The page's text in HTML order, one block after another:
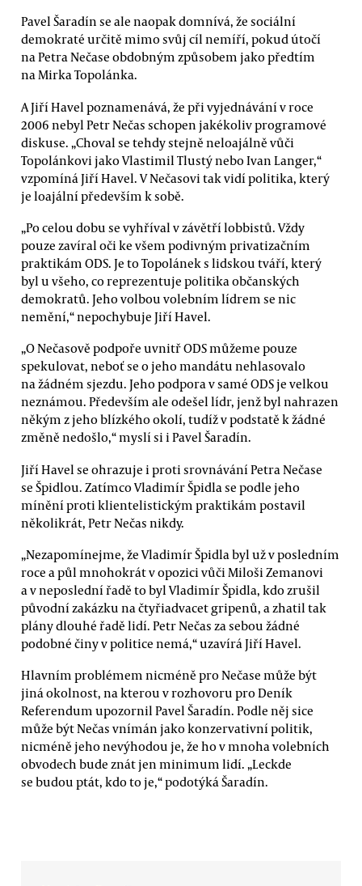
Pavel Šaradín se ale naopak domnívá, že sociální
demokraté určitě mimo svůj cíl nemíří, pokud útočí
na Petra Nečase obdobným způsobem jako předtím
na Mirka Topolánka.
A Jiří Havel poznamenává, že při vyjednávání v roce
2006 nebyl Petr Nečas schopen jakékoliv programové
diskuse. „Choval se tehdy stejně neloajálně vůči
Topolánkovi jako Vlastimil Tlustý nebo Ivan Langer,“
vzpomíná Jiří Havel. V Nečasovi tak vidí politika, který
je loajální především k sobě.
„Po celou dobu se vyhříval v závětří lobbistů. Vždy
pouze zavíral oči ke všem podivným privatizačním
praktikám ODS. Je to Topolánek s lidskou tváří, který
byl u všeho, co reprezentuje politika občanských
demokratů. Jeho volbou volebním lídrem se nic
nemění,“ nepochybuje Jiří Havel.
„O Nečasově podpoře uvnitř ODS můžeme pouze
spekulovat, neboť se o jeho mandátu nehlasovalo
na žádném sjezdu. Jeho podpora v samé ODS je velkou
neznámou. Především ale odešel lídr, jenž byl nahrazen
někým z jeho blízkého okolí, tudíž v podstatě k žádné
změně nedošlo,“ myslí si i Pavel Šaradín.
Jiří Havel se ohrazuje i proti srovnávání Petra Nečase
se Špidlou. Zatímco Vladimír Špidla se podle jeho
mínění proti klientelistickým praktikám postavil
několikrát, Petr Nečas nikdy.
„Nezapomínejme, že Vladimír Špidla byl už v posledním
roce a půl mnohokrát v opozici vůči Miloši Zemanovi
a v neposlední řadě to byl Vladimír Špidla, kdo zrušil
původní zakázku na čtyřiadvacet gripenů, a zhatil tak
plány dlouhé řadě lidí. Petr Nečas za sebou žádné
podobné činy v politice nemá,“ uzavírá Jiří Havel.
Hlavním problémem nicméně pro Nečase může být
jiná okolnost, na kterou v rozhovoru pro Deník
Referendum upozornil Pavel Šaradín. Podle něj sice
může být Nečas vnímán jako konzervativní politik,
nicméně jeho nevýhodou je, že ho v mnoha volebních
obvodech bude znát jen minimum lidí. „Leckde
se budou ptát, kdo to je,“ podotýká Šaradín.